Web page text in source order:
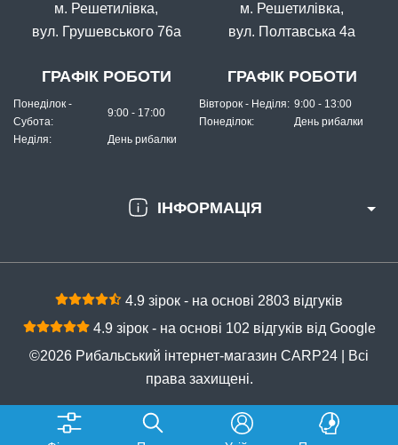
ІНФОРМАЦІЯ
м. Решетилівка,
вул. Грушевського 76а
ГРАФІК РОБОТИ
Понеділок -
Субота:
9:00 - 17:00
Неділя: День рибалки
м. Решетилівка,
вул. Полтавська 4а
ГРАФІК РОБОТИ
Вівторок - Неділя: 9:00 - 13:00
Понеділок:
День рибалки
4.9 зірок - на основі 2803 відгуків
4.9 зірок - на основі 102 відгуків від Google
©2026 Рибальський інтернет-магазин CARP24 | Всі
права захищені.